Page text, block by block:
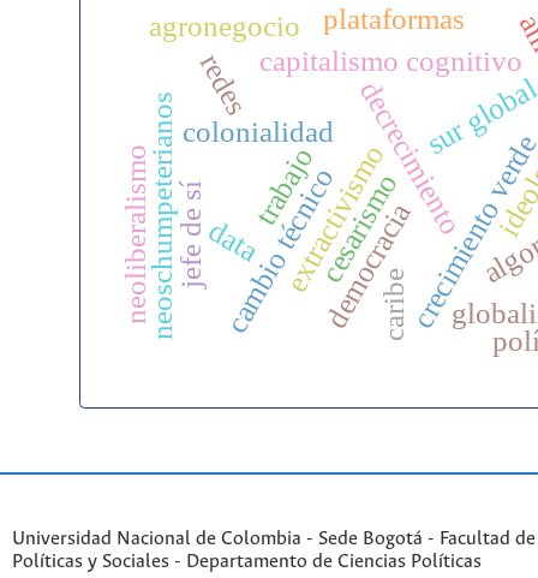
decrecimiento
sur
extractivismo
colonialidad crecimiento
democracia
cambio técnico
neoschumpeterianos
capitalismo cognitivo
trabajo
redes
data
plataformas
neoliberalismo jefe de sí
agronegocio
cesarismo
caribe
Universidad Nacional de Colombia - Sede Bogotá - Facultad
Políticas y Sociales - Departamento de Ciencias Políticas